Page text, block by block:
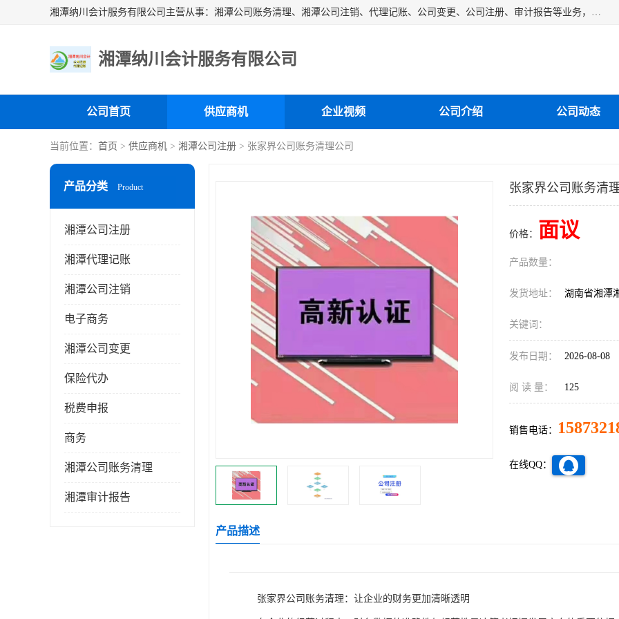
湘潭纳川会计服务有限公司主营从事：湘潭公司账务清理、湘潭公司注销、代理记账、公司变更、公司注册、审计报告等业务，公司设立有专门的代理注册部门，现有工商代办专员，部门经理从事工商代办多年，对各地区公司注册、公司变更、进出口业务等流程以及各行业公司注册、变更所需注意的细节都非常熟悉。
湘潭纳川会计服务有限公司
公司首页 供应商机 企业视频 公司介绍 公司动态
当前位置： 首页 > 供应商机 > 湘潭公司注册 > 张家界公司账务清理公司
产品分类 Product
湘潭公司注册
湘潭代理记账
湘潭公司注销
电子商务
湘潭公司变更
保险代办
税费申报
商务
湘潭公司账务清理
湘潭审计报告
张家界公司账务清
价格： 面议
产品数量：
发货地址： 湖南省湘潭
关键词：
发布日期： 2026-08-08
阅 读 量： 125
销售电话：
在线QQ：
产品描述
张家界公司账务清理：让企业的财务更加清晰透明